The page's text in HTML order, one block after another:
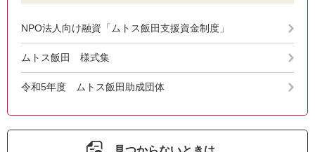
NPO法人向け融資「ムトス飯田支援資金制度」
ムトス飯田 様式集
令和5年度 ムトス飯田助成団体